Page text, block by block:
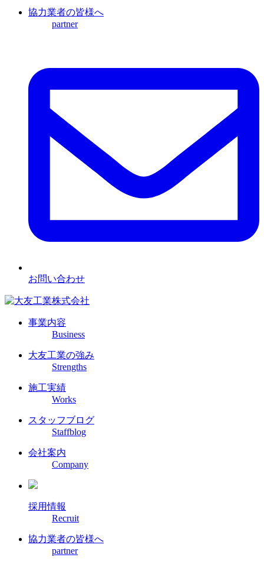
協力業者の皆様へ
partner
お問い合わせ
事業内容
Business
大友工業の強み
Strengths
施工実績
Works
スタッフブログ
Staffblog
会社案内
Company
採用情報
Recruit
協力業者の皆様へ
partner